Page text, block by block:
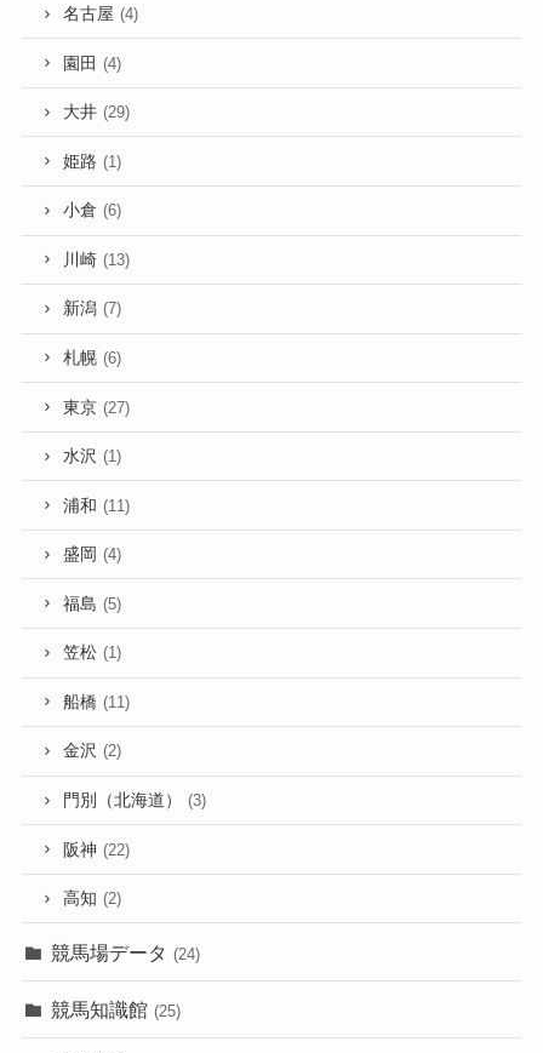
名古屋 (4)
園田 (4)
大井 (29)
姫路 (1)
小倉 (6)
川崎 (13)
新潟 (7)
札幌 (6)
東京 (27)
水沢 (1)
浦和 (11)
盛岡 (4)
福島 (5)
笠松 (1)
船橋 (11)
金沢 (2)
門別（北海道） (3)
阪神 (22)
高知 (2)
競馬場データ (24)
競馬知識館 (25)